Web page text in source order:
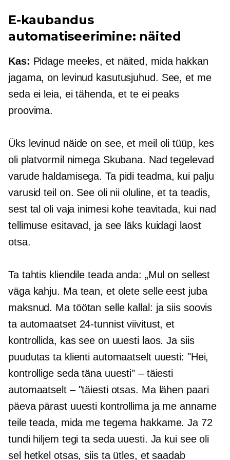
E-kaubandus
automatiseerimine: näited
Kas: Pidage meeles, et näited, mida hakkan
jagama, on levinud kasutusjuhud. See, et me
seda ei leia, ei tähenda, et te ei peaks
proovima.
Üks levinud näide on see, et meil oli tüüp, kes
oli platvormil nimega Skubana. Nad tegelevad
varude haldamisega. Ta pidi teadma, kui palju
varusid teil on. See oli nii oluline, et ta teadis,
sest tal oli vaja inimesi kohe teavitada, kui nad
tellimuse esitavad, ja see läks kuidagi laost
otsa.
Ta tahtis kliendile teada anda: „Mul on sellest
väga kahju. Ma tean, et olete selle eest juba
maksnud. Ma töötan selle kallal: ja siis soovis
ta automaatset 24-tunnist viivitust, et
kontrollida, kas see on uuesti laos. Ja siis
puudutas ta klienti automaatselt uuesti: "Hei,
kontrollige seda täna uuesti" – täiesti
automaatselt – "täiesti otsas. Ma lähen paari
päeva pärast uuesti kontrollima ja me anname
teile teada, mida me tegema hakkame. Ja 72
tundi hiljem tegi ta seda uuesti. Ja kui see oli
sel hetkel otsas, siis ta ütles, et saadab